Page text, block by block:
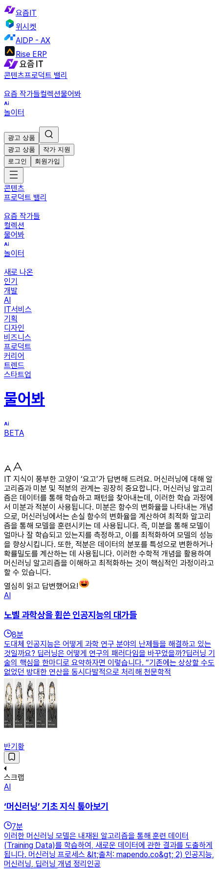
요즘IT
위시켓
AIDP - AX
Rise ERP
콘텐츠프로덕트 밸리
요즘 작가들컬렉션물어봐
놀이터
광고 상품
광고 상품
작가 지원
로그인
회원가입
콘텐츠
프로덕트 밸리
요즘 작가들
컬렉션
물어봐
놀이터
새로 나온
인기
개발
AI
IT서비스
기획
디자인
비즈니스
프로덕트
커리어
트렌드
스타트업
물어봐
BETA
IT 지식이 풍부한 고양이 ‘요고’가 답변해 드려요. 머신러닝에 대해 알
고리즘과 미분 및 적분의 관계는 굉장히 중요합니다. 머신러닝 알고리
즘은 데이터를 통해 학습하고 패턴을 찾아내는데, 이러한 학습 과정에
서 미분과 적분이 사용됩니다. 미분은 함수의 변화율을 나타내는 개념
으로, 머신러닝에서는 손실 함수의 변화율을 계산하여 최적화 알고리
즘을 통해 모델을 훈련시키는 데 사용됩니다. 즉, 미분을 통해 모델이
얼마나 잘 학습되고 있는지를 측정하고, 이를 최적화하여 모델의 성능
을 향상시킵니다. 또한, 적분은 데이터의 분포를 특성으로 변환하거나
확률밀도를 계산하는 데 사용됩니다. 이러한 수학적 개념을 활용하여
머신러닝 알고리즘을 이해하고 최적화하는 것이 핵심적인 과정이라고
할 수 있습니다.
열심히 읽고 답변했어요!
AI
노벨 과학상을 휩쓴 인공지능의 대가들
8분
도대체 인공지능은 어떻게 과학 연구 분야의 난제들을 해결하고 있는
것일까요? 딥러닝은 어떻게 연구의 패러다임을 바꾸었을까?딥러닝 기
술의 핵심을 한마디로 요약하자면 이렇습니다. “기존에는 상상할 수도
없었던 방대한 연산을 동시다발적으로 처리해 천문학적
반기황
스크랩
AI
‘머신러닝’ 기초 지식 톺아보기
7분
이러한 머신러닝 모델은 내재된 알고리즘을 통해 훈련 데이터
(Training Data)를 학습하여, 새로운 데이터에 관한 결과를 도출하게
됩니다. 머신러닝 프로세스 &lt;출처: mapendo.co&gt; 2) 인공지능,
머신러닝, 딥러닝 개념 정리인공